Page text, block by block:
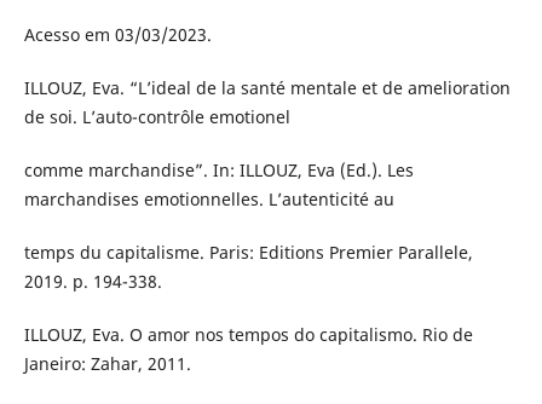
Acesso em 03/03/2023.
ILLOUZ, Eva. “L’ideal de la santé mentale et de amelioration
de soi. L’auto-contrôle emotionel
comme marchandise”. In: ILLOUZ, Eva (Ed.). Les
marchandises emotionnelles. L’autenticité au
temps du capitalisme. Paris: Editions Premier Parallele,
2019. p. 194-338.
ILLOUZ, Eva. O amor nos tempos do capitalismo. Rio de
Janeiro: Zahar, 2011.